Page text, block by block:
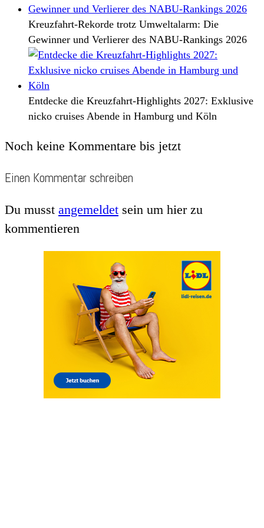
Kreuzfahrt-Rekorde trotz Umweltalarm: Die
Gewinner und Verlierer des NABU-Rankings 2026
Entdecke die Kreuzfahrt-Highlights 2027: Exklusive
nicko cruises Abende in Hamburg und Köln
Noch keine Kommentare bis jetzt
Einen Kommentar schreiben
Du musst angemeldet sein um hier zu
kommentieren